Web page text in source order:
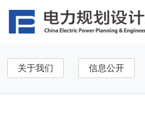
关于我们 信息公开